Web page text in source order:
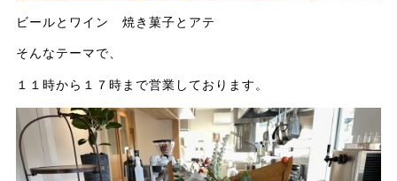
ビールとワイン 焼き菓子とアテ
そんなテーマで、
１１時から１７時まで営業しております。